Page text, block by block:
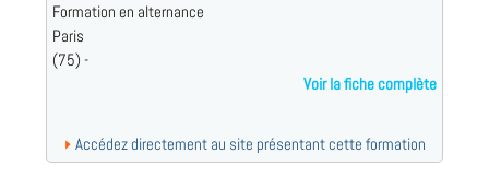
Formation en alternance
Paris
(75) -
Voir la fiche complète
Accédez directement au site présentant cette formation